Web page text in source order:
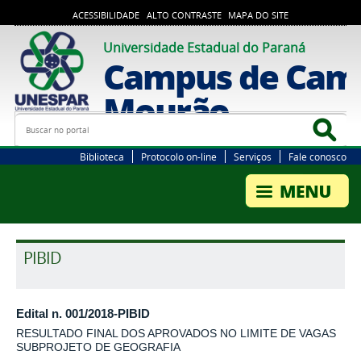
ACESSIBILIDADE ALTO CONTRASTE MAPA DO SITE
Universidade Estadual do Paraná
Campus de
Mourão
Busca
Biblioteca Protocolo on-line Serviços Fale conosco
PIBID
Edital n. 001/2018-PIBID
RESULTADO FINAL DOS APROVADOS NO LIMITE DE VAGAS
SUBPROJETO DE GEOGRAFIA